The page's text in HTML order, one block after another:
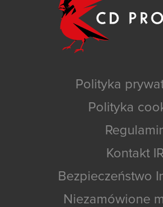
Polityka
Polityka
Kontakt IR
Bezpieczeństwo
Niezamówione